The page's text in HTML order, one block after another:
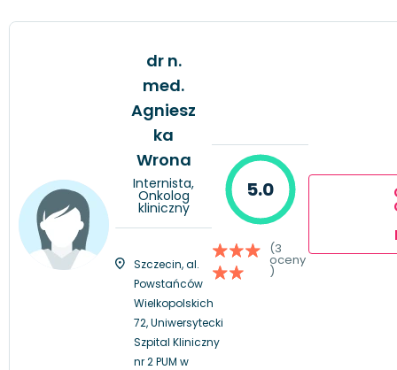
dr n.
med.
Agniesz
ka
Wrona
Internista,
Onkolog
kliniczny
Szczecin, al.
Powstańców
Wielkopolskich
72, Uniwersytecki
Szpital Kliniczny
nr 2 PUM w
5.0
(3
oceny
)